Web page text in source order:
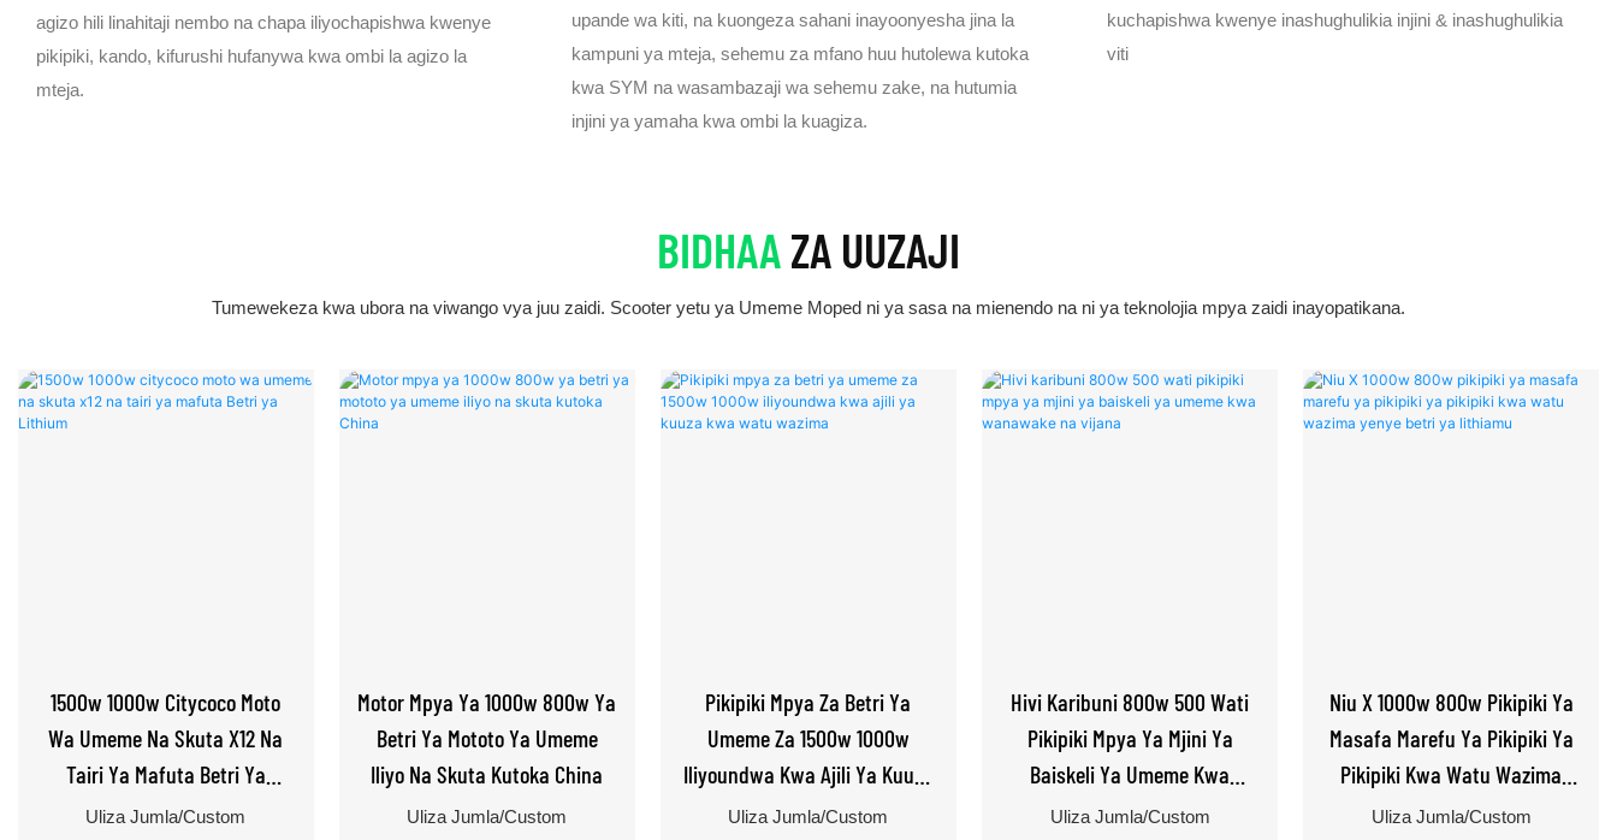
agizo hili linahitaji nembo na chapa iliyochapishwa kwenye
pikipiki, kando, kifurushi hufanywa kwa ombi la agizo la
mteja.
upande wa kiti, na kuongeza sahani inayoonyesha jina la
kampuni ya mteja, sehemu za mfano huu hutolewa kutoka
kwa SYM na wasambazaji wa sehemu zake, na hutumia
injini ya yamaha kwa ombi la kuagiza.
kuchapishwa kwenye inashughulikia injini & inashughulikia
viti
BIDHAAZA UUZAJI
Tumewekeza kwa ubora na viwango vya juu zaidi. Scooter yetu ya Umeme Moped ni ya sasa na mienendo na ni ya teknolojia mpya zaidi inayopatikana.
1500w 1000w Citycoco Moto
Wa Umeme Na Skuta X12 Na
Tairi Ya Mafuta Betri Ya
Lithium
Uliza Jumla/Custom
Motor Mpya Ya 1000w 800w Ya
Betri Ya Mototo Ya Umeme
Iliyo Na Skuta Kutoka China
Uliza Jumla/Custom
Pikipiki Mpya Za Betri Ya
Umeme Za 1500w 1000w
Iliyoundwa Kwa Ajili Ya Kuuza
Kwa Watu Wazima
Uliza Jumla/Custom
Hivi Karibuni 800w 500 Wati
Pikipiki Mpya Ya Mjini Ya
Baiskeli Ya Umeme Kwa
Wanawake Na Vijana
Uliza Jumla/Custom
Niu X 1000w 800w Pikipiki Ya
Masafa Marefu Ya Pikipiki Ya
Pikipiki Kwa Watu Wazima
Yenye Betri Ya Lithiamu
Uliza Jumla/Custom